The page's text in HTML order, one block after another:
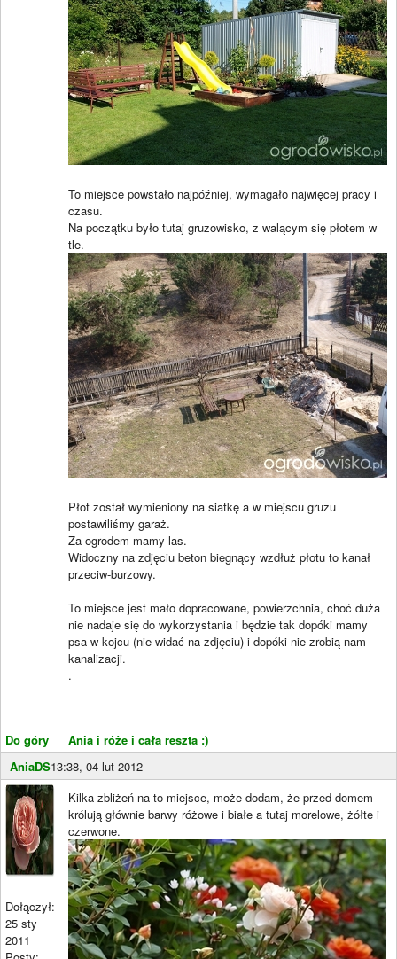
Do góry
To miejsce powstało najpóźniej, wymagało najwięcej pracy i
czasu.
Na początku było tutaj gruzowisko, z walącym się płotem w
tle.
Płot został wymieniony na siatkę a w miejscu gruzu
postawiliśmy garaż.
Za ogrodem mamy las.
Widoczny na zdjęciu beton biegnący wzdłuż płotu to kanał
przeciw-burzowy.
To miejsce jest mało dopracowane, powierzchnia, choć duża
nie nadaje się do wykorzystania i będzie tak dopóki mamy
psa w kojcu (nie widać na zdjęciu) i dopóki nie zrobią nam
kanalizacji.
.
Ania i róże i cała reszta :)
AniaDS13:38, 04 lut 2012
Dołączył:
25 sty
2011
Kilka zbliżeń na to miejsce, może dodam, że przed domem
królują głównie barwy różowe i białe a tutaj morelowe, żółte i
czerwone.